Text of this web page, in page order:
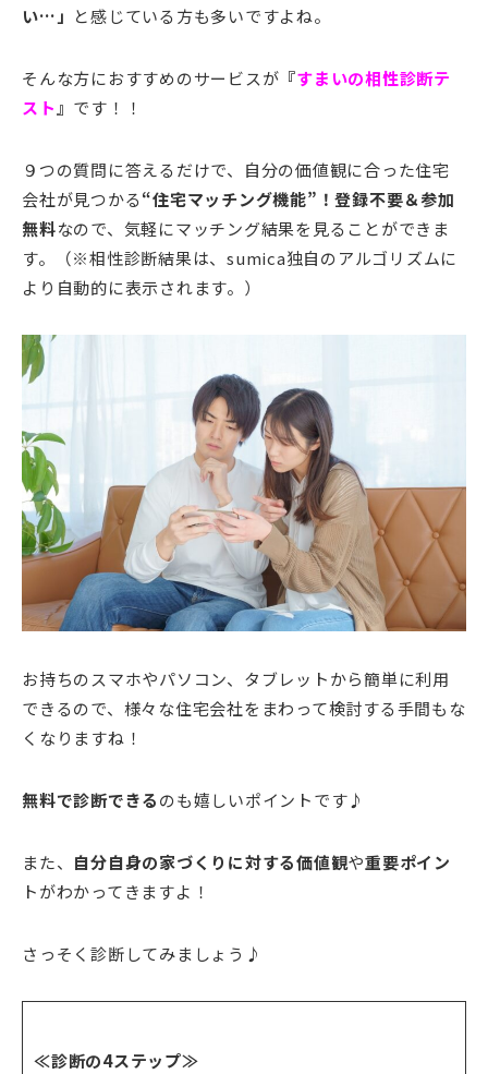
い…」 と感じている方も多いですよね。
そんな方におすすめのサービスが 『すまいの相性診断テ
スト』 です！！
９つの質問に答えるだけで、自分の価値観に合った住宅
会社が見つかる“住宅マッチング機能”！登録不要＆参加
無料なので、気軽にマッチング結果を見ることができま
す。（※相性診断結果は、sumica独自のアルゴリズムに
より自動的に表示されます。）
お持ちのスマホやパソコン、タブレットから簡単に利用
できるので、様々な住宅会社をまわって検討する手間もな
くなりますね！
無料で診断できるのも嬉しいポイントです♪
また、 自分自身の家づくりに対する価値観や重要ポイン
トがわかってきますよ！
さっそく診断してみましょう♪
≪診断の4ステップ≫